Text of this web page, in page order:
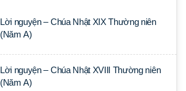
Lời nguyện – Chúa Nhật XIX Thường niên
(Năm A)
Lời nguyện – Chúa Nhật XVIII Thường niên
(Năm A)